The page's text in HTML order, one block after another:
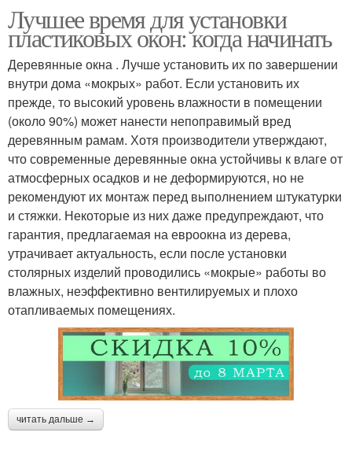
Лучшее время для установки
пластиковых окон: когда начинать
Деревянные окна . Лучше установить их по завершении
внутри дома «мокрых» работ. Если установить их
прежде, то высокий уровень влажности в помещении
(около 90%) может нанести непоправимый вред
деревянным рамам. Хотя производители утверждают,
что современные деревянные окна устойчивы к влаге от
атмосферных осадков и не деформируются, но не
рекомендуют их монтаж перед выполнением штукатурки
и стяжки. Некоторые из них даже предупреждают, что
гарантия, предлагаемая на евроокна из дерева,
утрачивает актуальность, если после установки
столярных изделий проводились «мокрые» работы во
влажных, неэффективно вентилируемых и плохо
отапливаемых помещениях.
читать дальше →